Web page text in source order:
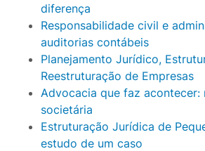
diferença
Responsabilidade civil e
auditorias contábeis
Planejamento Jurídico,
Reestruturação de Empresas
Advocacia que faz acontecer:
societária
Estruturação Jurídica de
estudo de um caso